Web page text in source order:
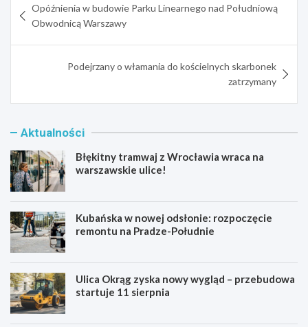
wpisu
Opóźnienia w budowie Parku Linearnego nad Południową
Obwodnicą Warszawy
Podejrzany o włamania do kościelnych skarbonek
zatrzymany
Aktualności
Błękitny tramwaj z Wrocławia wraca na
warszawskie ulice!
Kubańska w nowej odsłonie: rozpoczęcie
remontu na Pradze-Południe
Ulica Okrąg zyska nowy wygląd – przebudowa
startuje 11 sierpnia